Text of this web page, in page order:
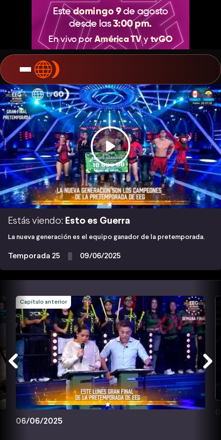
Estás viendo: Esto es Guerra
La nueva generación es el equipo ganador de la pretemporada.
Temporada 25 09/06/2025
Capítulo anterior
06/06/2025